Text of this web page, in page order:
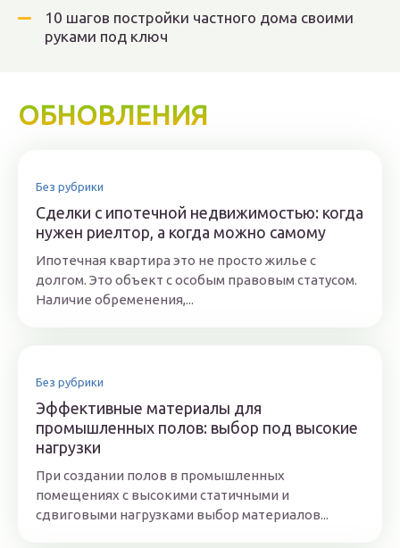
10 шагов постройки частного дома своими
руками под ключ
ОБНОВЛЕНИЯ
Без рубрики
Сделки с ипотечной недвижимостью: когда
нужен риелтор, а когда можно самому
Ипотечная квартира это не просто жилье с
долгом. Это объект с особым правовым статусом.
Наличие обременения,...
Без рубрики
Эффективные материалы для
промышленных полов: выбор под высокие
нагрузки
При создании полов в промышленных
помещениях с высокими статичными и
сдвиговыми нагрузками выбор материалов...